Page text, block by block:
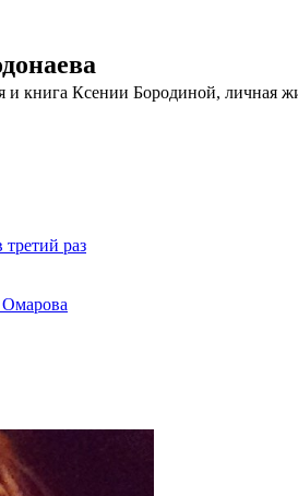
и книга Ксении Бородиной, личная
раз